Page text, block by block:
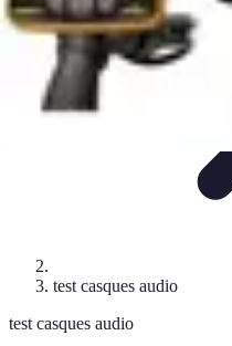
test casques audio
test casques audio